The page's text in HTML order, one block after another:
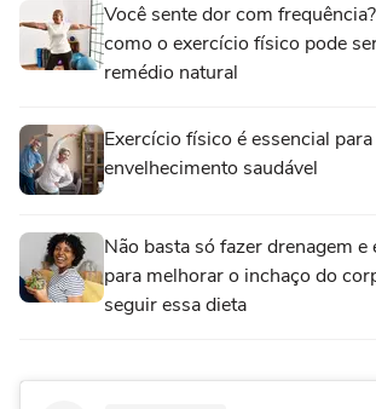
Você sente dor com
como o exercício físico pode
remédio natural
Exercício físico é essencial
envelhecimento saudável
Não basta só fazer drenagem
para melhorar o inchaço do
seguir essa dieta